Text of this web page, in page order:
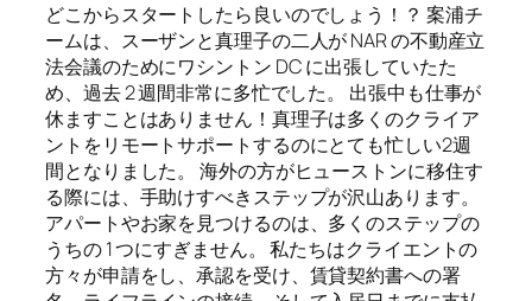
どこからスタートしたら良いのでしょう！？ 案浦チ
ームは、スーザンと真理子の二人が NAR の不動産立
法会議のためにワシントン DC に出張していたた
め、過去 2 週間非常に多忙でした。 出張中も仕事が
休ますことはありません！真理子は多くのクライア
ントをリモートサポートするのにとても忙しい2週
間となりました。 海外の方がヒューストンに移住す
る際には、手助けすべきステップが沢山あります。
アパートやお家を見つけるのは、多くのステップの
うちの 1 つにすぎません。 私たちはクライエントの
方々が申請をし、承認を受け、賃貸契約書への署